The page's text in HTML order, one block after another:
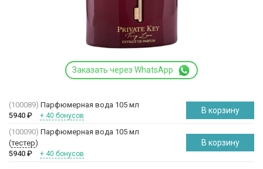
Заказать через WhatsApp
(100089) Парфюмерная вода 105 мл
5940 ₽ + 40 бонусов
В корзину
(100090) Парфюмерная вода 105 мл
(тестер)
5940 ₽ + 40 бонусов
В корзину